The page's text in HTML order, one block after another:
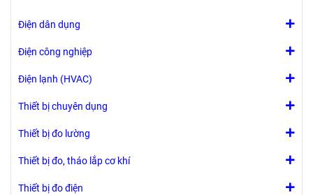
UL 94-HB tại
- Khi cháy
khí Halogen
được tia UV
Điện dân dụng
Điện công nghiệp
Điện lạnh (HVAC)
Thiết bị chuyên dụng
Thiết bị đo lường
Thiết bị đo, tháo lắp cơ khí
Thiết bị đo điện